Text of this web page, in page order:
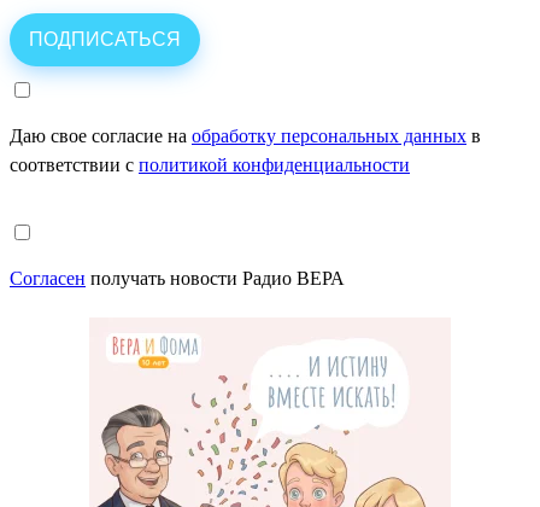
Даю свое согласие на обработку персональных данных в
соответствии с политикой конфиденциальности
Согласен получать новости Радио ВЕРА